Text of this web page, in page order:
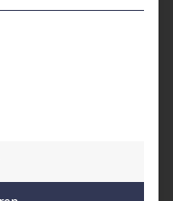
und Test:Um
müssen
Klassen
muss der Host
Classes
die
Gruppen, für die